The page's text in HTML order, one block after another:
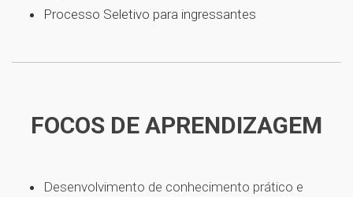
Processo Seletivo para ingressantes
FOCOS DE APRENDIZAGEM
Desenvolvimento de conhecimento prático e